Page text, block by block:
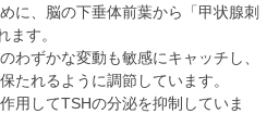
に、脳の下垂体前葉から「甲状腺刺
ます。
わずかな変動も敏感にキャッチし、
たれるように調節しています。
用してTSHの分泌を抑制していま